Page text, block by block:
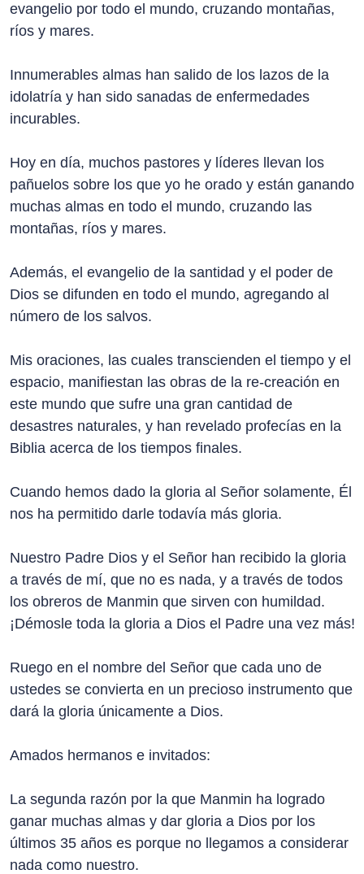
evangelio por todo el mundo, cruzando montañas,
ríos y mares.
Innumerables almas han salido de los lazos de la
idolatría y han sido sanadas de enfermedades
incurables.
Hoy en día, muchos pastores y líderes llevan los
pañuelos sobre los que yo he orado y están ganando
muchas almas en todo el mundo, cruzando las
montañas, ríos y mares.
Además, el evangelio de la santidad y el poder de
Dios se difunden en todo el mundo, agregando al
número de los salvos.
Mis oraciones, las cuales transcienden el tiempo y el
espacio, manifiestan las obras de la re-creación en
este mundo que sufre una gran cantidad de
desastres naturales, y han revelado profecías en la
Biblia acerca de los tiempos finales.
Cuando hemos dado la gloria al Señor solamente, Él
nos ha permitido darle todavía más gloria.
Nuestro Padre Dios y el Señor han recibido la gloria
a través de mí, que no es nada, y a través de todos
los obreros de Manmin que sirven con humildad.
¡Démosle toda la gloria a Dios el Padre una vez más!
Ruego en el nombre del Señor que cada uno de
ustedes se convierta en un precioso instrumento que
dará la gloria únicamente a Dios.
Amados hermanos e invitados:
La segunda razón por la que Manmin ha logrado
ganar muchas almas y dar gloria a Dios por los
últimos 35 años es porque no llegamos a considerar
nada como nuestro.